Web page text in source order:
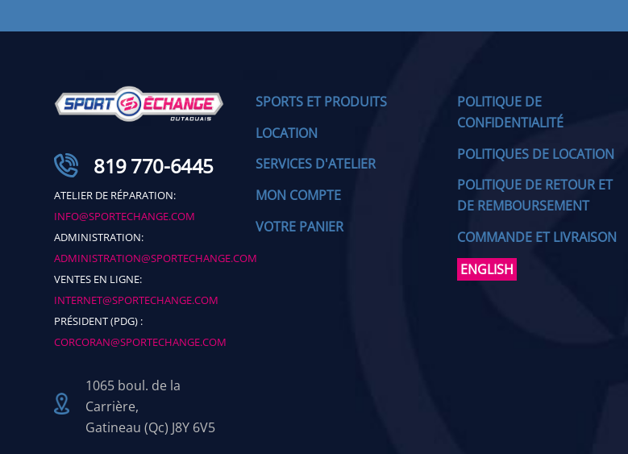
819 770-6445
ATELIER DE RÉPARATION:
INFO@SPORTECHANGE.COM
ADMINISTRATION:
ADMINISTRATION@SPORTECHANGE.COM
VENTES EN LIGNE:
INTERNET@SPORTECHANGE.COM
PRÉSIDENT (PDG) :
CORCORAN@SPORTECHANGE.COM
1065 boul. de la
Carrière,
Gatineau (Qc) J8Y 6V5
SPORTS ET PRODUITS
LOCATION
SERVICES D'ATELIER
MON COMPTE
VOTRE PANIER
POLITIQUE DE
CONFIDENTIALITÉ
POLITIQUES DE LOCATION
POLITIQUE DE RETOUR ET
DE REMBOURSEMENT
COMMANDE ET LIVRAISON
ENGLISH